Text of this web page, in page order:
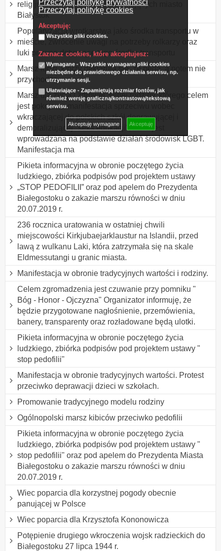
Przeczytaj politykę prywatności
Przeczytaj politykę cookies
Akceptuję:
Wszystkie pliki cookies.
Zaznacz cookies, które akceptujesz:
Wymagane - Wszystkie wymagane pliki cookies
niezbędne do prawidłowego działania serwisu, np.
utrzymanie sesji.
Ułatwiające - Zapamiętują rozmiar fontów, jak
również wersję graficzną/kontrastową/tekstową
serwisu.
Akceptuję wymagane Akceptuję
religijnych chrześcijan zamieszkujących miasto
Białystok
Popularyzacja wrotkarstwa jako środka transportu w
mieście, zwrócenie uwagi na potrzeby rolkarzy oraz
luki prawne dotyczące tego środka transportu
Marsz ludzi, którzy deklarują się, że będą, a potem nie
przychodzą.
Marsz dla życia i zdrowej, silnej rodziny, którego celem
jest pokojowa manifestacja sprzeciwu wobec
wkraczającej do polskich szkół deprawującej i
demoralizującej "seks edukacji", która jest
wprowadzana na podstawie działań środowisk LGBT.
Manifestacja ma
Pikieta informacyjna w obronie poczętego życia
ludzkiego, zbiórka podpisów pod projektem ustawy
„STOP PEDOFILII” oraz pod apelem do Prezydenta
Białegostoku o zakazie marszu równości w dniu
20.07.2019 r.
236 rocznica uratowania w ostatniej chwili
miejscowości Kirkjubaejarklaustur na Islandii, przed
lawą z wulkanu Laki, która zatrzymała się na skale
Eldmessutangi u granic miasta.
Manifestacja w obronie tradycyjnych wartości i rodziny.
Celem zgromadzenia jest czuwanie przy pomniku "
Bóg - Honor - Ojczyzna" Organizator informuję, że
będzie przygotowane nagłośnienie, przemówienia,
banery, transparenty oraz rozładowane będą ulotki.
Pikieta informacyjna w obronie poczętego życia
ludzkiego, zbiórka podpisów pod projektem ustawy "
stop pedofilii"
Manifestacja w obronie tradycyjnych wartości. Protest
przeciwko deprawacji dzieci w szkołach.
Promowanie tradycyjnego modelu rodziny
Ogólnopolski marsz kibiców przeciwko pedofilii
Pikieta informacyjna w obronie poczętego życia
ludzkiego, zbiórka podpisów pod projektem ustawy "
stop pedofilii" oraz pod apelem do Prezydenta Miasta
Białegostoku o zakazie marszu równości w dniu
20.07.2019 r.
Wiec poparcia dla korzystnej pogody obecnie
panującej w Polsce
Wiec poparcia dla Krzysztofa Kononowicza
Potępienie drugiego wkroczenia wojsk radzieckich do
Białegostoku 27 lipca 1944 r.